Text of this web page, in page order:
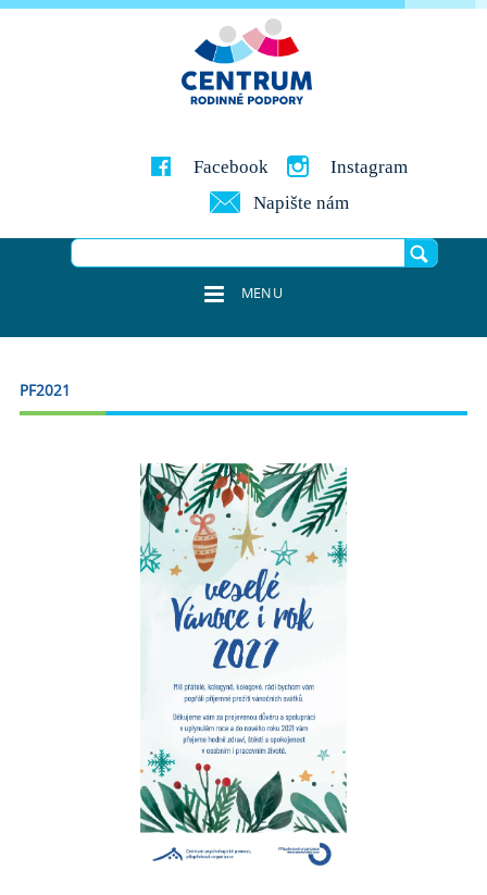
Facebook
Instagram
Napište nám
MENU
PF2021